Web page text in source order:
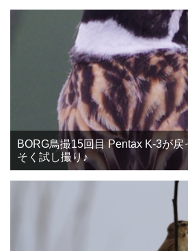
BORG鳥撮15回目 Pentax K-3が戻
そく試し撮り♪